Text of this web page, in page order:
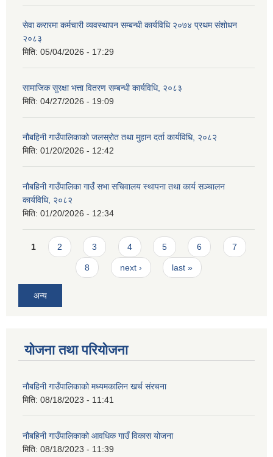
सेवा करारमा कर्मचारी व्यवस्थापन सम्बन्धी कार्यविधि २०७४ प्रथम संशोधन
२०८३
मिति: 05/04/2026 - 17:29
सामाजिक सुरक्षा भत्ता वितरण सम्बन्धी कार्यविधि, २०८३
मिति: 04/27/2026 - 19:09
नौबहिनी गाउँपालिकाको जलस्रोत तथा मुहान दर्ता कार्यविधि, २०८२
मिति: 01/20/2026 - 12:42
नौबहिनी गाउँपालिका गाउँ सभा सचिवालय स्थापना तथा कार्य सञ्चालन
कार्यविधि, २०८२
मिति: 01/20/2026 - 12:34
Pages
1 2 3 4 5 6 7
8 next › last »
अन्य
योजना तथा परियोजना
नौबहिनी गाउँपालिकाको मध्यमकालिन खर्च संरचना
मिति: 08/18/2023 - 11:41
नौबहिनी गाउँपालिकाको आवधिक गाउँ विकास योजना
मिति: 08/18/2023 - 11:39